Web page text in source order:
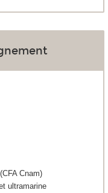
Cnam)
ultramarine